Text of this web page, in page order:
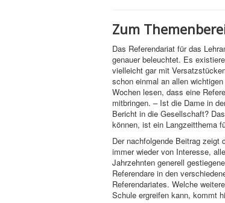
Zum
Das Referendariat für das
genauer beleuchtet. Es
vielleicht gar mit
schon einmal an allen
Wochen lesen, dass eine
mitbringen. – Ist die Dame in
Bericht in die Gesellschaft?
können, ist ein Langzeitthema
Der nachfolgende Beitrag
immer wieder von Interesse,
Jahrzehnten generell
Referendare in den
Referendariates. Welche
Schule ergreifen kann, kommt